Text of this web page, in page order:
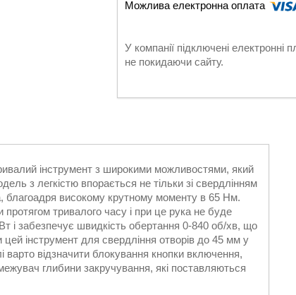
У компанії підключені
не покидаючи сайту.
інструмент з широкими можливостями, який
з легкістю впорається не тільки зі свердлінням
благоадря високому крутному моменту в 65 Нм.
тривалого часу і при це рука не буде
і забезпечує швидкість обертання 0-840 об/хв, що
інструмент для свердління отворів до 45 мм у
відзначити блокування кнопки включення,
глибини закручування, які поставляються